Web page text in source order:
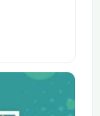
大意与核心情
“发现桃源 —